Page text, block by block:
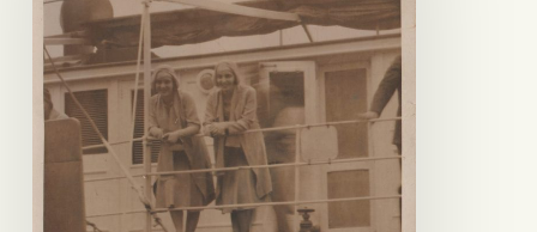
cubierta
de
un
vapor